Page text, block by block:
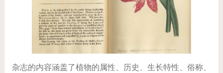
杂志的内容涵盖了植物的属性、历史、生长特性、俗称、